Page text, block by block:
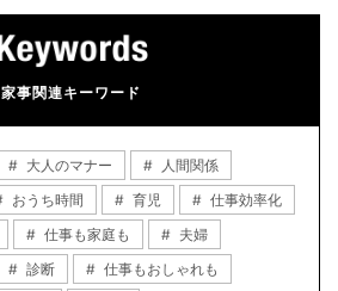
家事関連キーワード
大人のマナー
人間関係
おうち時間 育児
仕事効率化
仕事も家庭も
夫婦
診断
仕事もおしゃれも